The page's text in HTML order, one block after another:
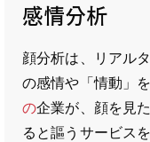
感情分析
顔分析は、リアル
の感情や「情動」
の企業が、顔を見
ると謳うサービス